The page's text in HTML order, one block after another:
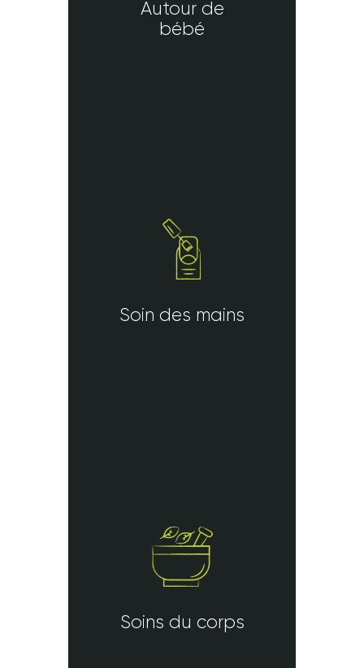
Autour de
bébé
Soin des mains
Soins du corps